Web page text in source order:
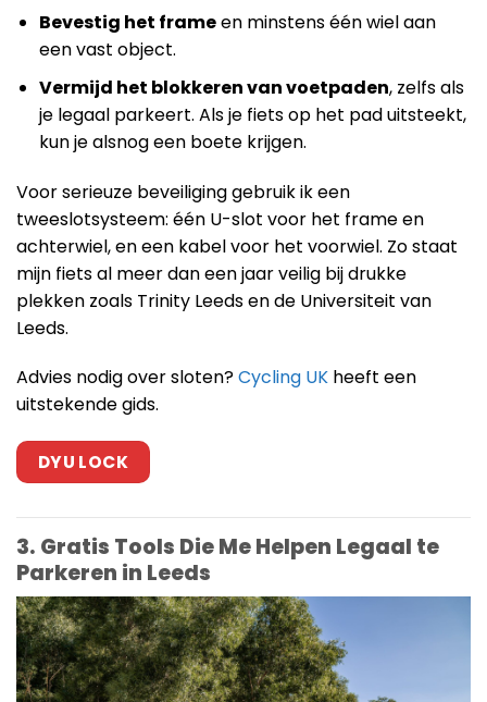
Bevestig het frameen minstens één wiel aan
een vast object.
Vermijd het blokkeren van voetpaden, zelfs als
je legaal parkeert. Als je fiets op het pad uitsteekt,
kun je alsnog een boete krijgen.
Voor serieuze beveiliging gebruik ik een
tweeslotsysteem: één U-slot voor het frame en
achterwiel, en een kabel voor het voorwiel. Zo staat
mijn fiets al meer dan een jaar veilig bij drukke
plekken zoals Trinity Leeds en de Universiteit van
Leeds.
Advies nodig over sloten?Cycling UK heeft een
uitstekende gids.
DYU LOCK
3. Gratis Tools Die Me Helpen Legaal te
Parkeren in Leeds